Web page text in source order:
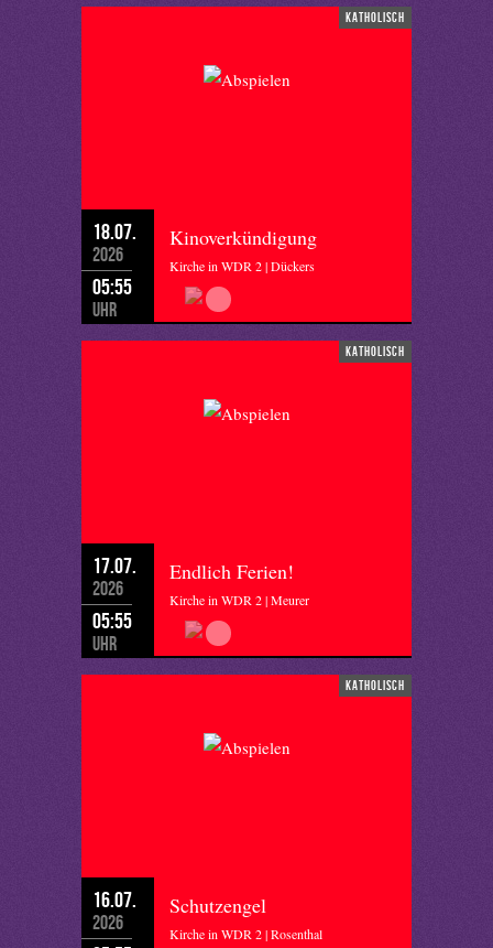
katholisch
18.07.
2026
05:55
Uhr
Kinoverkündigung
Kirche in WDR 2 | Dückers
katholisch
17.07.
2026
05:55
Uhr
Endlich Ferien!
Kirche in WDR 2 | Meurer
katholisch
16.07.
2026
Schutzengel
Kirche in WDR 2 | Rosenthal